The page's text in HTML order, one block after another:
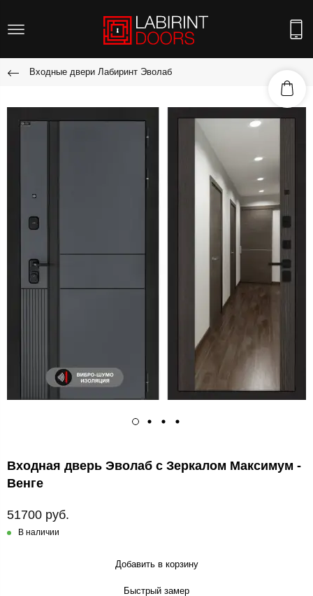
Входные двери Лабиринт Эволаб
Входная дверь Эволаб с Зеркалом Максимум -
Венге
51700 руб.
В наличии
Добавить в корзину
Быстрый замер